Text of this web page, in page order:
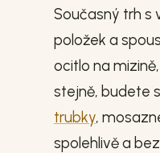
Současný trh s
položek a
ocitlo na
stejně, budete
trubky,
spolehlivě a